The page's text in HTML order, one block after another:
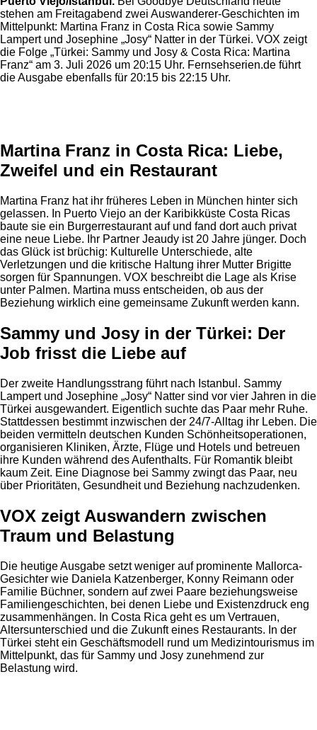
stehen am Freitagabend zwei Auswanderer-Geschichten im
Mittelpunkt: Martina Franz in Costa Rica sowie Sammy
Lampert und Josephine „Josy“ Natter in der Türkei. VOX zeigt
die Folge „Türkei: Sammy und Josy & Costa Rica: Martina
Franz“ am 3. Juli 2026 um 20:15 Uhr. Fernsehserien.de führt
die Ausgabe ebenfalls für 20:15 bis 22:15 Uhr.
Martina Franz in Costa Rica: Liebe,
Zweifel und ein Restaurant
Martina Franz hat ihr früheres Leben in München hinter sich
gelassen. In Puerto Viejo an der Karibikküste Costa Ricas
baute sie ein Burgerrestaurant auf und fand dort auch privat
eine neue Liebe. Ihr Partner Jeaudy ist 20 Jahre jünger. Doch
das Glück ist brüchig: Kulturelle Unterschiede, alte
Verletzungen und die kritische Haltung ihrer Mutter Brigitte
sorgen für Spannungen. VOX beschreibt die Lage als Krise
unter Palmen. Martina muss entscheiden, ob aus der
Beziehung wirklich eine gemeinsame Zukunft werden kann.
Sammy und Josy in der Türkei: Der
Job frisst die Liebe auf
Der zweite Handlungsstrang führt nach Istanbul. Sammy
Lampert und Josephine „Josy“ Natter sind vor vier Jahren in die
Türkei ausgewandert. Eigentlich suchte das Paar mehr Ruhe.
Stattdessen bestimmt inzwischen der 24/7-Alltag ihr Leben. Die
beiden vermitteln deutschen Kunden Schönheitsoperationen,
organisieren Kliniken, Ärzte, Flüge und Hotels und betreuen
ihre Kunden während des Aufenthalts. Für Romantik bleibt
kaum Zeit. Eine Diagnose bei Sammy zwingt das Paar, neu
über Prioritäten, Gesundheit und Beziehung nachzudenken.
VOX zeigt Auswandern zwischen
Traum und Belastung
Die heutige Ausgabe setzt weniger auf prominente Mallorca-
Gesichter wie Daniela Katzenberger, Konny Reimann oder
Familie Büchner, sondern auf zwei Paare beziehungsweise
Familiengeschichten, bei denen Liebe und Existenzdruck eng
zusammenhängen. In Costa Rica geht es um Vertrauen,
Altersunterschied und die Zukunft eines Restaurants. In der
Türkei steht ein Geschäftsmodell rund um Medizintourismus im
Mittelpunkt, das für Sammy und Josy zunehmend zur
Belastung wird.